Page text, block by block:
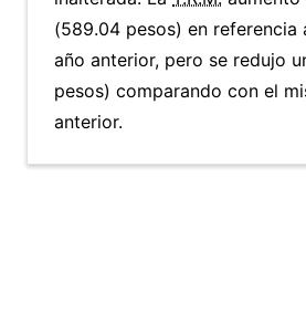
(589.04 pesos) en referencia
año anterior, pero se redujo
pesos) comparando con el
anterior.